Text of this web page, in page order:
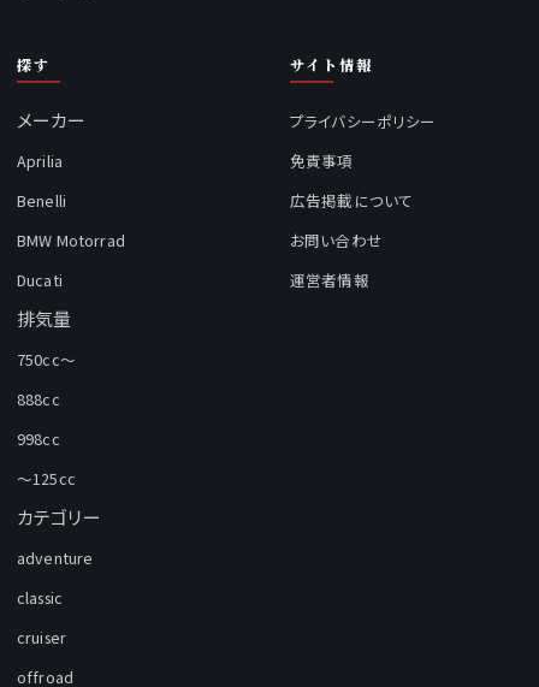
探す
メーカー
Aprilia
Benelli
BMW Motorrad
Ducati
排気量
750cc～
888cc
998cc
～125cc
カテゴリー
adventure
classic
cruiser
offroad
サイト情報
プライバシーポリシー
免責事項
広告掲載について
お問い合わせ
運営者情報